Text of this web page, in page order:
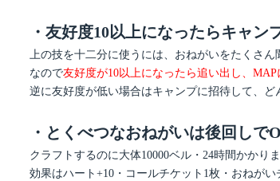
・友好度10以上になったらキャン
上の技を十二分に使うには、おねがいをたくさん
なので友好度が10以上になったら追い出し、MAP
逆に友好度が低い場合はキャンプに招待して、ど
・とくべつなおねがいは後回しで
クラフトするのに大体10000ベル・24時間かかりま
効果はハート+10・コールチケット1枚・おねが